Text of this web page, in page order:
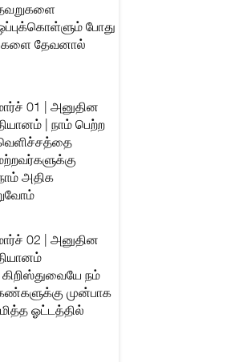
போது
தேவனால்
01 | அனுதின
| நாம் பெற்ற
அதிக
02 | அனுதின
| கிறிஸ்துவையே நம்
முன்பாக
ஓட்டத்தில்